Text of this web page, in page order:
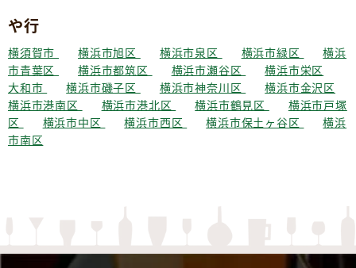
や行
横須賀市 横浜市旭区 横浜市泉区 横浜市緑区
横浜
市青葉区
横浜市都筑区 横浜市瀬谷区
横浜市栄区
大和市
横浜市磯子区 横浜市神奈川区
横浜市金沢区
横浜市港南区
横浜市港北区 横浜市鶴見区
横浜市戸塚
区
横浜市中区 横浜市西区 横浜市保土ヶ谷区
横浜
市南区